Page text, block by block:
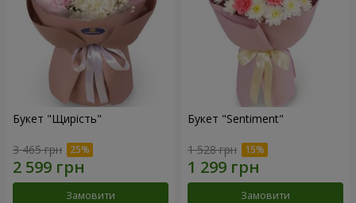
Букет "Щирість"
3 465 грн
Замовити
Букет "Sentiment"
1 528 грн
Замовити